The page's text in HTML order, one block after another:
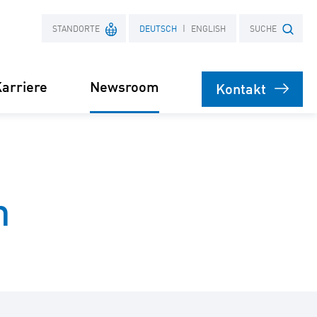
STANDORTE
Frankreich
DEUTSCH ENGLISH SUCHE
Newsroom Kontakt